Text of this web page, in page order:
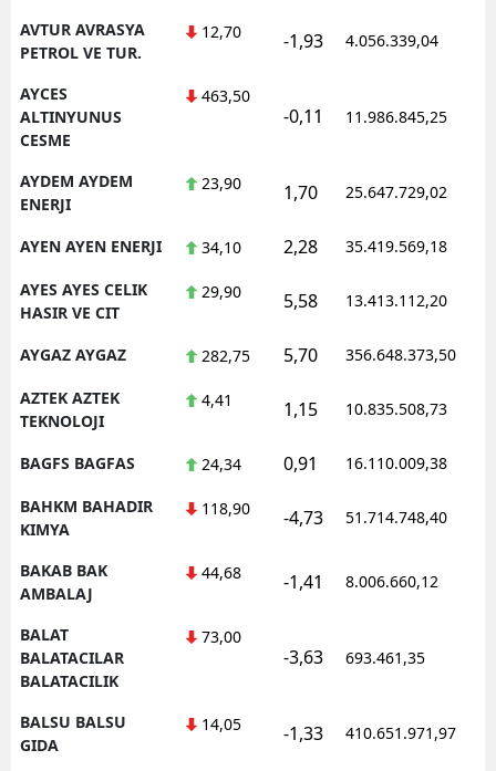
AVTUR AVRASYA
PETROL VE TUR.
12,70 -1,93 4.056.339,04
AYCES
ALTINYUNUS
CESME
463,50
-0,11 11.986.845,25
AYDEM AYDEM
ENERJI
23,90 1,70 25.647.729,02
AYEN AYEN ENERJI 34,10 2,28 35.419.569,18
AYES AYES CELIK
HASIR VE CIT
29,90 5,58 13.413.112,20
AYGAZ AYGAZ 282,75 5,70 356.648.373,50
AZTEK AZTEK
TEKNOLOJI
4,41 1,15 10.835.508,73
BAGFS BAGFAS 24,34 0,91 16.110.009,38
BAHKM BAHADIR
KIMYA
118,90 -4,73 51.714.748,40
BAKAB BAK
AMBALAJ
44,68 -1,41 8.006.660,12
BALAT
BALATACILAR
BALATACILIK
73,00
-3,63 693.461,35
BALSU BALSU
GIDA
14,05 -1,33 410.651.971,97